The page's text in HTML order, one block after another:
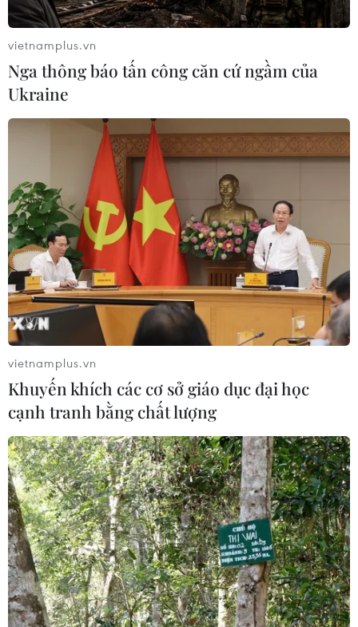
Mỹ xác định gene quan trọng trong kháng
thể virus SARS-CoV-2
14/07/2020 03:40
Các nhà khoa học đã phát hiện ra rằng gene IGHV3-53
chính là gene thuộc nhóm gene IGHV được sử dụng
thường xuyên nhất để nhắm mục tiêu RBD của protein
làm tăng đột biến virus.
vietnamplus.vn
Nga thông báo tấn công căn cứ ngầm của
Ukraine
vietnamplus.vn
Khuyến khích các cơ sở giáo dục đại học
cạnh tranh bằng chất lượng